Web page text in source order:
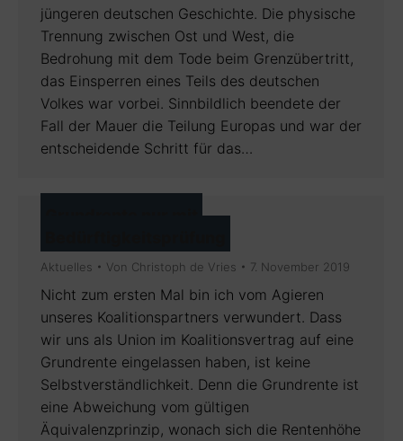
jüngeren deutschen Geschichte. Die physische
Trennung zwischen Ost und West, die
Bedrohung mit dem Tode beim Grenzübertritt,
das Einsperren eines Teils des deutschen
Volkes war vorbei. Sinnbildlich beendete der
Fall der Mauer die Teilung Europas und war der
entscheidende Schritt für das…
Aktuelles Von Christoph de Vries 7. November 2019
Nicht zum ersten Mal bin ich vom Agieren
unseres Koalitionspartners verwundert. Dass
wir uns als Union im Koalitionsvertrag auf eine
Grundrente eingelassen haben, ist keine
Selbstverständlichkeit. Denn die Grundrente ist
eine Abweichung vom gültigen
Äquivalenzprinzip, wonach sich die Rentenhöhe